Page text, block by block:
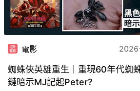
電影
蜘蛛俠英雄重生｜重現60年代蜘
鏈暗示MJ記起Peter?